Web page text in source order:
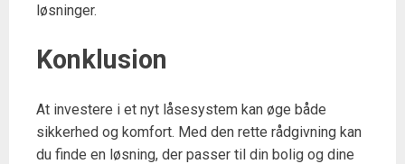
løsninger.
Konklusion
At investere i et nyt låsesystem kan øge både
sikkerhed og komfort. Med den rette rådgivning kan
du finde en løsning, der passer til din bolig og dine